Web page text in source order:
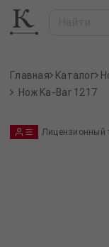
Главная Каталог
Нож Ka-Bar 1217
Лицензионный